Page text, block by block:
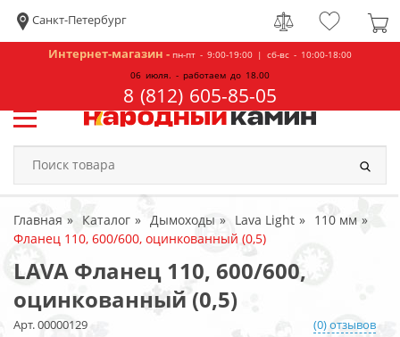
Санкт-Петербург
Интернет-магазин - пн-пт - 9:00-19:00 | сб-вс - 10:00-18:00
06 июля. - работаем до 18.00
8 (812) 605-85-05
Главная Каталог Дымоходы Lava Light
110 мм
Фланец 110, 600/600, оцинкованный (0,5)
LAVA Фланец 110, 600/600,
оцинкованный (0,5)
Арт. 00000129 (0) отзывов